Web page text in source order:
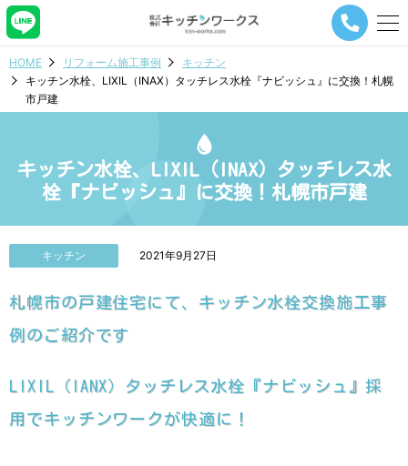
メ
ー
ビ
シ
ョ
タ
HOME リフォーム施工事例
キッチン
キッチン水栓、LIXIL（INAX）タッチレス水栓『ナビッシュ』に交換！札幌
市戸建
キッチン水栓、LIXIL（INAX）タッチレス水
栓『ナビッシュ』に交換！札幌市戸建
キッチン 2021年9月27日
札幌市の戸建住宅にて、キッチン水栓交換施工事
例のご紹介です
LIXIL（IANX）タッチレス水栓『ナビッシュ』採
用でキッチンワークが快適に！